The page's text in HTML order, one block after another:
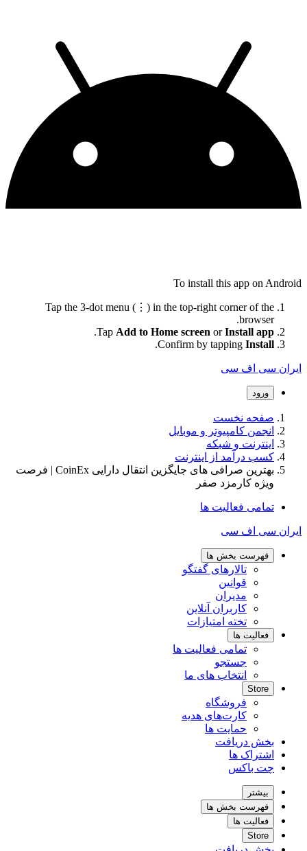
To install this app on
Tap the 3-dot menu (⋮) in the top-right corner of the
browser.
TapAdd to Home screenorInstall app
.
Confirm by tappingInstall
.
سی اف سی
ورود
صفحه نخست
انجمن کامپیوتر و موبایل
اینترنت و شبکه
کسب درآمد از اینترنت
بهترین صرافی های جایگزین انتقال دارایی CoinEx | فرصت
ویژه کارمزد صفر
تمامی فعالیت ها
سی اف سی
فهرست بخش ها
تالارهای گفتگو
قوانین
مدیران
کاربران آنلاین
تخته امتیازات
فعالیت ها
تمامی فعالیت ها
جستجو
انتخاب های ما
Store
فروشگاه
کارت‌های هدیه
حمایت ها
بخش دریافت
اشتراک ها
چت باکس
بیشتر
فهرست بخش ها
فعالیت ها
Store